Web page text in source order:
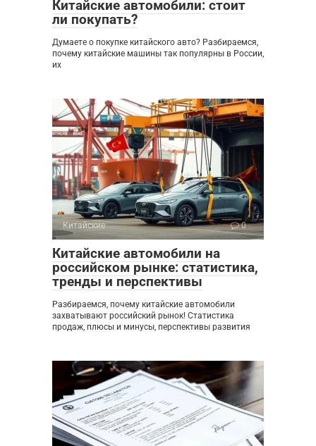
Китайские автомобили: стоит
ли покупать?
Думаете о покупке китайского авто? Разбираемся,
почему китайские машины так популярны в России,
их
Китайские 0
Китайские автомобили на
российском рынке: статистика,
тренды и перспективы
Разбираемся, почему китайские автомобили
захватывают российский рынок! Статистика
продаж, плюсы и минусы, перспективы развития